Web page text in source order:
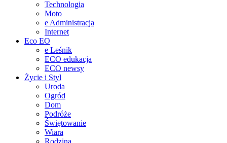
Technologia
Moto
e Administracja
Internet
Eco EO
e Leśnik
ECO edukacja
ECO newsy
Życie i Styl
Uroda
Ogród
Dom
Podróże
Świętowanie
Wiara
Rodzina